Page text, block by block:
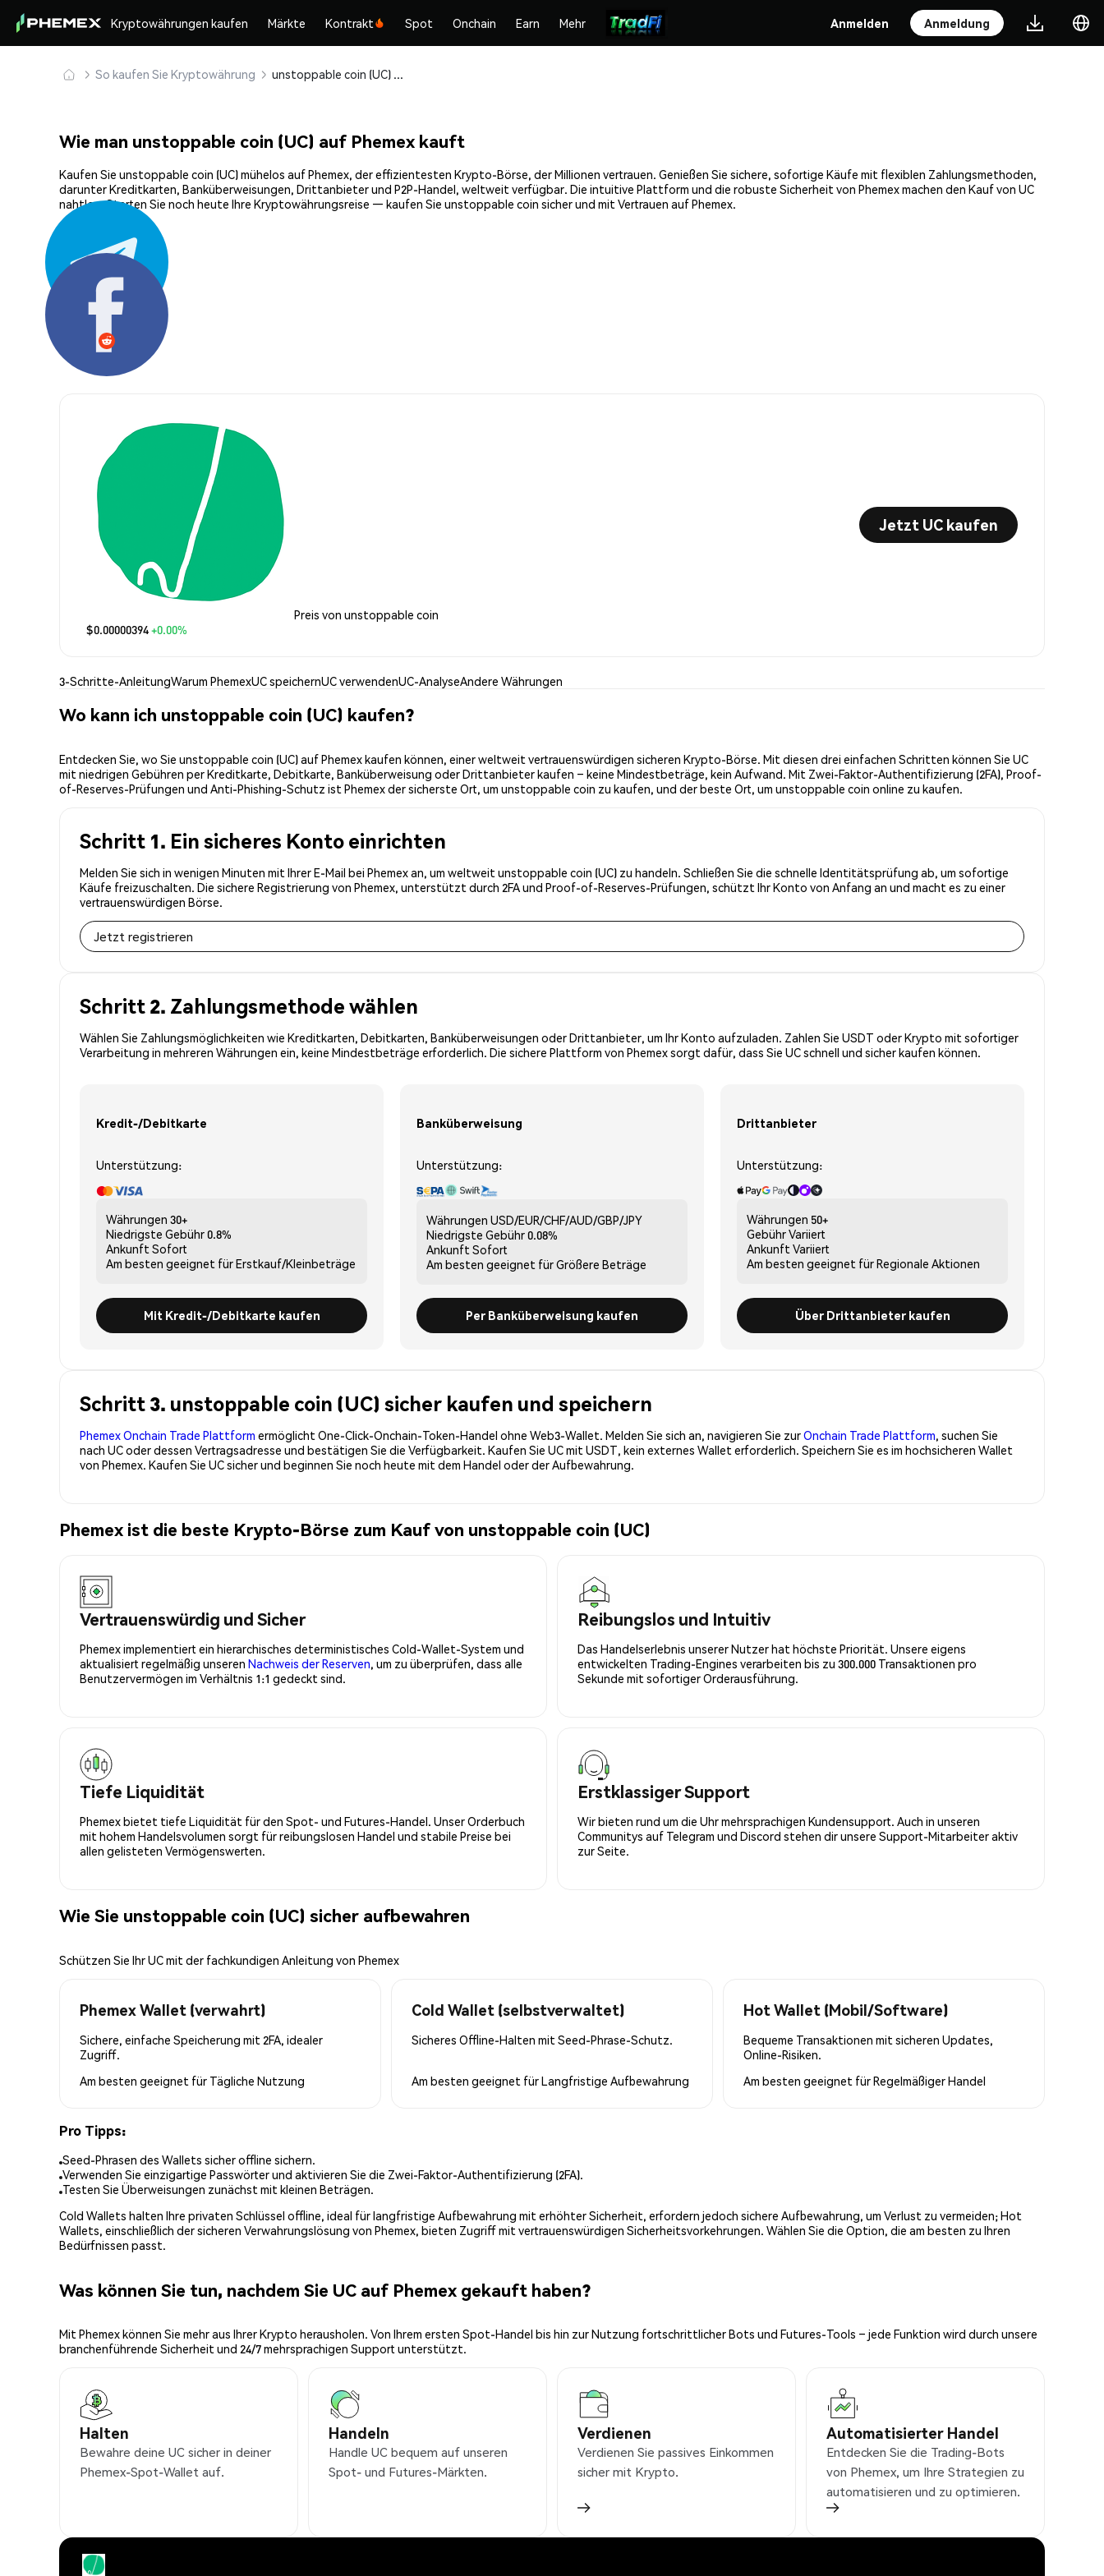
Kryptowährungen kaufen Märkte Kontrakt Spot Onchain Earn Mehr Anmelden Anmeldung
So kaufen Sie Kryptowährung unstoppable coin (UC) sicher kaufen und speichern
Wie man unstoppable coin (UC) auf Phemex kauft
Kaufen Sie unstoppable coin (UC) mühelos auf Phemex, der effizientesten Krypto-Börse, der Millionen vertrauen. Genießen Sie sichere, sofortige Käufe mit flexiblen Zahlungsmethoden,
darunter Kreditkarten, Banküberweisungen, Drittanbieter und P2P-Handel, weltweit verfügbar. Die intuitive Plattform und die robuste Sicherheit von Phemex machen den Kauf von UC
nahtlos. Starten Sie noch heute Ihre Kryptowährungsreise — kaufen Sie unstoppable coin sicher und mit Vertrauen auf Phemex.
Preis von unstoppable coin
$0.00000394+0.00%
Jetzt UC kaufen
3-Schritte-AnleitungWarum PhemexUC speichernUC verwendenUC-AnalyseAndere Währungen
Wo kann ich unstoppable coin (UC) kaufen?
Entdecken Sie, wo Sie unstoppable coin (UC) auf Phemex kaufen können, einer weltweit vertrauenswürdigen sicheren Krypto-Börse. Mit diesen drei einfachen Schritten können Sie UC
mit niedrigen Gebühren per Kreditkarte, Debitkarte, Banküberweisung oder Drittanbieter kaufen – keine Mindestbeträge, kein Aufwand. Mit Zwei-Faktor-Authentifizierung (2FA), Proof-
of-Reserves-Prüfungen und Anti-Phishing-Schutz ist Phemex der sicherste Ort, um unstoppable coin zu kaufen, und der beste Ort, um unstoppable coin online zu kaufen.
Schritt 1. Ein sicheres Konto einrichten
Melden Sie sich in wenigen Minuten mit Ihrer E-Mail bei Phemex an, um weltweit unstoppable coin (UC) zu handeln. Schließen Sie die schnelle Identitätsprüfung ab, um sofortige
Käufe freizuschalten. Die sichere Registrierung von Phemex, unterstützt durch 2FA und Proof-of-Reserves-Prüfungen, schützt Ihr Konto von Anfang an und macht es zu einer
vertrauenswürdigen Börse.
Jetzt registrieren
Schritt 2. Zahlungsmethode wählen
Wählen Sie Zahlungsmöglichkeiten wie Kreditkarten, Debitkarten, Banküberweisungen oder Drittanbieter, um Ihr Konto aufzuladen. Zahlen Sie USDT oder Krypto mit sofortiger
Verarbeitung in mehreren Währungen ein, keine Mindestbeträge erforderlich. Die sichere Plattform von Phemex sorgt dafür, dass Sie UC schnell und sicher kaufen können.
Kredit-/Debitkarte
Unterstützung:
Währungen 30+
Niedrigste Gebühr0.8%
Ankunft Sofort
Am besten geeignet fürErstkauf/Kleinbeträge
Mit Kredit-/Debitkarte kaufen
Banküberweisung
Unterstützung:
Währungen USD/EUR/CHF/AUD/GBP/JPY
Niedrigste Gebühr0.08%
Ankunft Sofort
Am besten geeignet fürGrößere Beträge
Per Banküberweisung kaufen
Drittanbieter
Unterstützung:
Währungen 50+
GebührVariiert
Ankunft Variiert
Am besten geeignet fürRegionale Aktionen
Über Drittanbieter kaufen
Schritt 3. unstoppable coin (UC) sicher kaufen und speichern
Phemex Onchain Trade Plattform ermöglicht One-Click-Onchain-Token-Handel ohne Web3-Wallet. Melden Sie sich an, navigieren Sie zurOnchain Trade Plattform, suchen Sie
nach UC oder dessen Vertragsadresse und bestätigen Sie die Verfügbarkeit. Kaufen Sie UC mit USDT, kein externes Wallet erforderlich. Speichern Sie es im hochsicheren Wallet
von Phemex. Kaufen Sie UC sicher und beginnen Sie noch heute mit dem Handel oder der Aufbewahrung.
Phemex ist die beste Krypto-Börse zum Kauf von unstoppable coin (UC)
Vertrauenswürdig und Sicher
Phemex implementiert ein hierarchisches deterministisches Cold-Wallet-System und
aktualisiert regelmäßig unseren Nachweis der Reserven, um zu überprüfen, dass alle
Benutzervermögen im Verhältnis 1:1 gedeckt sind.
Reibungslos und Intuitiv
Das Handelserlebnis unserer Nutzer hat höchste Priorität. Unsere eigens
entwickelten Trading-Engines verarbeiten bis zu 300.000 Transaktionen pro
Sekunde mit sofortiger Orderausführung.
Tiefe Liquidität
Phemex bietet tiefe Liquidität für den Spot- und Futures-Handel. Unser Orderbuch
mit hohem Handelsvolumen sorgt für reibungslosen Handel und stabile Preise bei
allen gelisteten Vermögenswerten.
Erstklassiger Support
Wir bieten rund um die Uhr mehrsprachigen Kundensupport. Auch in unseren
Communitys auf Telegram und Discord stehen dir unsere Support-Mitarbeiter aktiv
zur Seite.
Wie Sie unstoppable coin (UC) sicher aufbewahren
Schützen Sie Ihr UC mit der fachkundigen Anleitung von Phemex
Phemex Wallet (verwahrt)
Sichere, einfache Speicherung mit 2FA, idealer
Zugriff.
Am besten geeignet für Tägliche Nutzung
Cold Wallet (selbstverwaltet)
Sicheres Offline-Halten mit Seed-Phrase-Schutz.
Am besten geeignet fürLangfristige Aufbewahrung
Hot Wallet (Mobil/Software)
Bequeme Transaktionen mit sicheren Updates,
Online-Risiken.
Am besten geeignet fürRegelmäßiger Handel
Pro Tipps:
Seed-Phrasen des Wallets sicher offline sichern.
Verwenden Sie einzigartige Passwörter und aktivieren Sie die Zwei-Faktor-Authentifizierung (2FA).
Testen Sie Überweisungen zunächst mit kleinen Beträgen.
Cold Wallets halten Ihre privaten Schlüssel offline, ideal für langfristige Aufbewahrung mit erhöhter Sicherheit, erfordern jedoch sichere Aufbewahrung, um Verlust zu vermeiden; Hot
Wallets, einschließlich der sicheren Verwahrungslösung von Phemex, bieten Zugriff mit vertrauenswürdigen Sicherheitsvorkehrungen. Wählen Sie die Option, die am besten zu Ihren
Bedürfnissen passt.
Was können Sie tun, nachdem Sie UC auf Phemex gekauft haben?
Mit Phemex können Sie mehr aus Ihrer Krypto herausholen. Von Ihrem ersten Spot-Handel bis hin zur Nutzung fortschrittlicher Bots und Futures-Tools – jede Funktion wird durch unsere
branchenführende Sicherheit und 24/7 mehrsprachigen Support unterstützt.
Halten
Bewahre deine UC sicher in deiner
Phemex-Spot-Wallet auf.
Handeln
Handle UC bequem auf unseren
Spot- und Futures-Märkten.
Verdienen
Verdienen Sie passives Einkommen
sicher mit Krypto.
Automatisierter Handel
Entdecken Sie die Trading-Bots
von Phemex, um Ihre Strategien zu
automatisieren und zu optimieren.